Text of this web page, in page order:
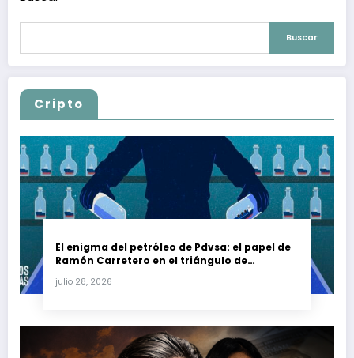
Buscar
Cripto
El enigma del petróleo de Pdvsa: el papel de
Ramón Carretero en el triángulo de
julio 28, 2026